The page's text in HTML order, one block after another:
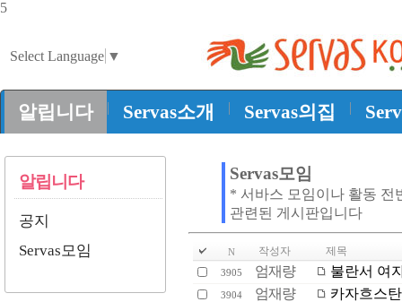
5
Select Language ▼
알립니다 | Servas소개 | Servas의집 |
알립니다
공지
Servas모임
Servas모임
* 서바스 모임이나 활동 전
관련된 게시판입니다
N 작성자 제목
3905 엄재량 불란서 여
3904 엄재량 카자흐스